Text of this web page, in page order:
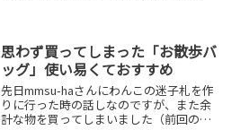
ました『アメリカ旅...
思わず買ってしまった「お散歩バ
ッグ」使い易くておすすめ
先日mmsu-haさんにわんこの迷子札を作
りに行った時の話しなのですが、また余
計な物を買ってしまいました（前回の記